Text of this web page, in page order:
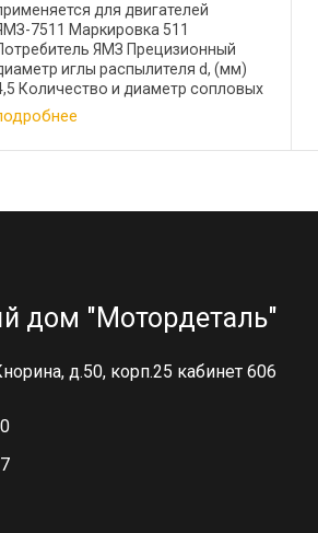
для двигателей
7511 Маркировка 511
ЯМЗ Прецизионный
иглы распылителя d, (мм)
Количество и диаметр сопловых
5*0,300 Эффективное
сечение mf , (мм2) 0,240-
Применение на форсунке
дом "Мотордеталь"
д.50, корп.25 кабинет 606